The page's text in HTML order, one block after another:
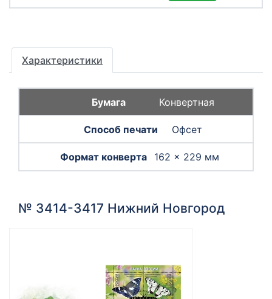
Характеристики
Конвертная
Офсет
162 × 229 мм
№ 3414-3417 Нижний Новгород